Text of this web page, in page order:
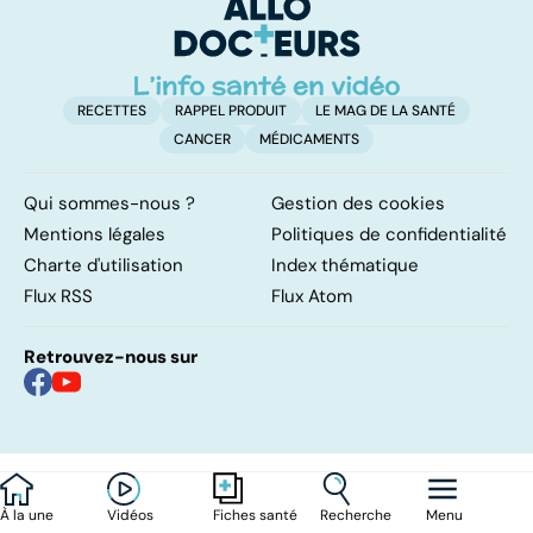
À la une Vidéos Fiches santé Recherche Menu
RECETTES RAPPEL PRODUIT
LE MAG DE LA SANTÉ
CANCER
MÉDICAMENTS
Qui sommes-nous ?
Gestion des cookies
Mentions légales
Politiques de confidentialité
Charte d'utilisation
Index thématique
Flux RSS
Flux Atom
Retrouvez-nous sur